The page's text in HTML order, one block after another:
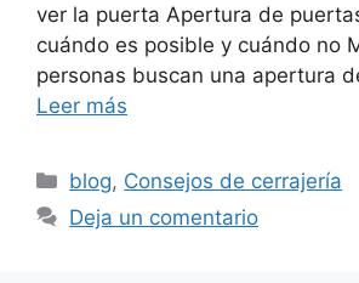
ver la puerta Apertura de
cuándo es posible y cuándo no
personas buscan una apertura
Leer más
Categorías
blog, Consejos de cerrajería
Deja un comentario